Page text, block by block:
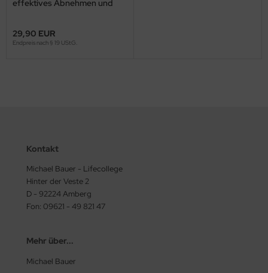
effektives Abnehmen und
Download
29,90 EUR
Endpreis nach § 19 UStG.
Kontakt
Michael Bauer - Lifecollege
Hinter der Veste 2
D - 92224 Amberg
Fon: 09621 - 49 821 47
Mehr über...
Michael Bauer